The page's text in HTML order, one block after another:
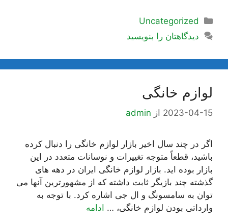
دسته‌ها
Uncategorized
دیدگاهتان را بنویسید
لوازم خانگی
2023-04-15 از admin
اگر در چند سال اخیر بازار لوازم خانگی را دنبال کرده
باشید، قطعاً متوجه تغییرات و نوسانات متعدد در این
بازار بوده اید. بازار لوازم خانگی ایران در دهه های
گذشته چند بازیگر ثابت داشته که از مشهورترین آنها می
توان به سامسونگ و ال جی اشاره کرد. با توجه به
وارداتی بودن لوازم خانگی، … ادامه